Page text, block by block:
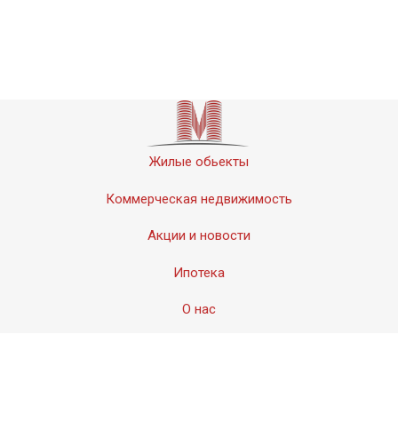
Жилые обьекты
Коммерческая недвижимость
Акции и новости
Ипотека
О нас